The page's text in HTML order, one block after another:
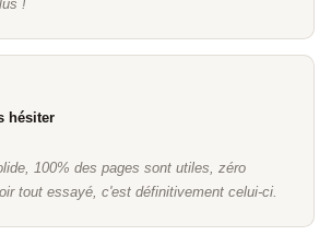
!
hésiter
100% des pages sont utiles, zéro
tout essayé, c'est définitivement celui-ci.